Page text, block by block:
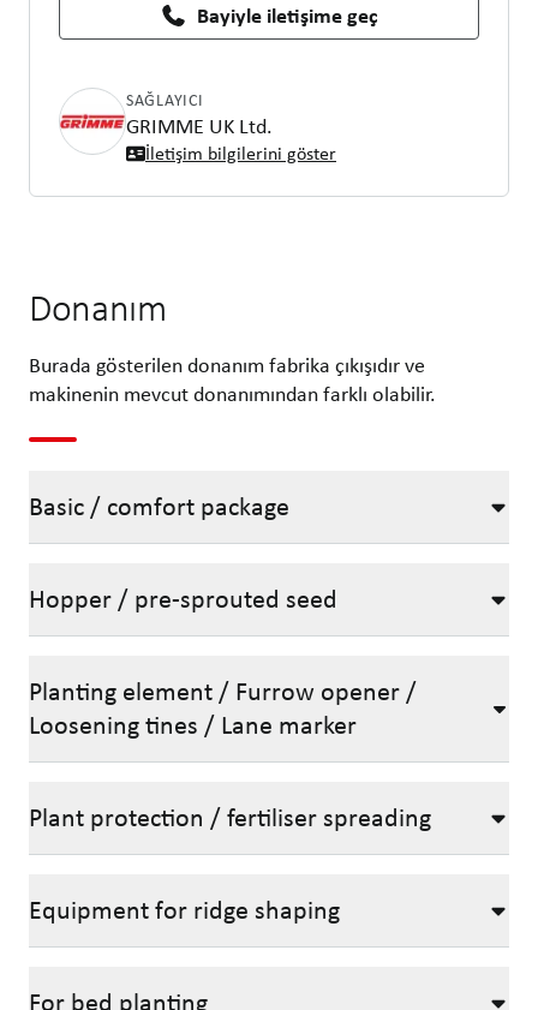
Bayiyle iletişime geç
SAĞLAYICI
GRIMME UK Ltd.
İletişim bilgilerini göster
Donanım
Burada gösterilen donanım fabrika çıkışıdır ve
makinenin mevcut donanımından farklı olabilir.
Basic / comfort package
Hopper / pre-sprouted seed
Planting element / Furrow opener /
Loosening tines / Lane marker
Plant protection / fertiliser spreading
Equipment for ridge shaping
For bed planting